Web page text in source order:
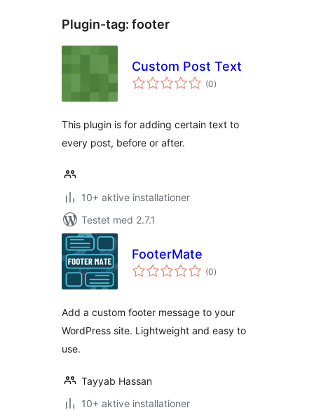
Plugin-tag: footer
Custom Post Text
(0totale
bedømmelser
)
This plugin is for adding certain text to
every post, before or after.
10+ aktive installationer
Testet med 2.7.1
FooterMate
(0totale
bedømmelser
)
Add a custom footer message to your
WordPress site. Lightweight and easy to
use.
Tayyab Hassan
10+ aktive installationer